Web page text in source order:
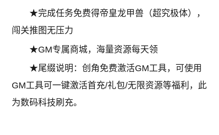
★完成任务免费得帝皇龙甲兽（超究极体），
闯关推图无压力
★GM专属商城，海量资源每天领
★尾缀说明：创角免费激活GM工具，可使用
GM工具可一键激活首充/礼包/无限资源等福利，此
为数码科技刷充。